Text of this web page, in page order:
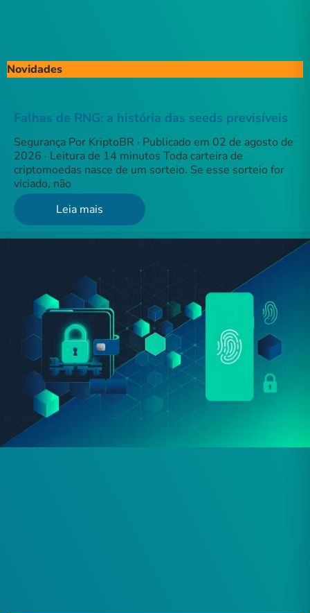
Novidades
Falhas de RNG: a história das seeds previsíveis
Segurança Por KriptoBR · Publicado em 02 de agosto de
2026 · Leitura de 14 minutos Toda carteira de
criptomoedas nasce de um sorteio. Se esse sorteio for
viciado, não
Leia mais